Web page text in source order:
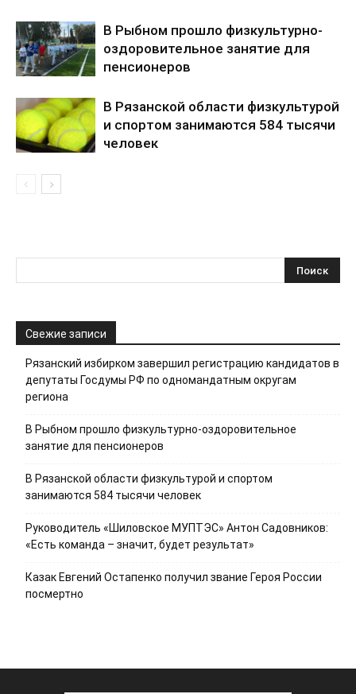
В Рыбном прошло физкультурно-
оздоровительное занятие для
пенсионеров
В Рязанской области физкультурой
и спортом занимаются 584 тысячи
человек
Свежие записи
Рязанский избирком завершил регистрацию кандидатов в
депутаты Госдумы РФ по одномандатным округам
региона
В Рыбном прошло физкультурно-оздоровительное
занятие для пенсионеров
В Рязанской области физкультурой и спортом
занимаются 584 тысячи человек
Руководитель «Шиловское МУПТЭС» Антон Садовников:
«Есть команда – значит, будет результат»
Казак Евгений Остапенко получил звание Героя России
посмертно